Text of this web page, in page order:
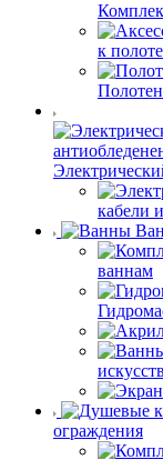
к
кабели
ваннам
ограждения